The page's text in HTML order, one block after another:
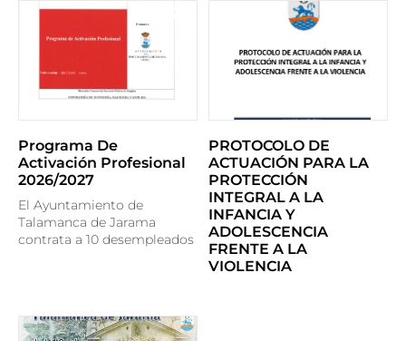
Programa De
Activación Profesional
2026/2027
El Ayuntamiento de
Talamanca de Jarama
contrata a 10 desempleados
PROTOCOLO DE
ACTUACIÓN PARA LA
PROTECCIÓN
INTEGRAL A LA
INFANCIA Y
ADOLESCENCIA
FRENTE A LA
VIOLENCIA